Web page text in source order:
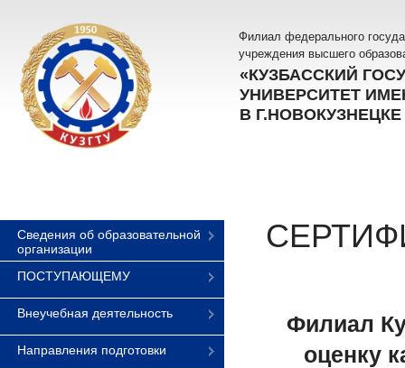
Филиал федерального
учреждения высшего
«КУЗБАССКИЙ
УНИВЕРСИТЕТ
В Г.НОВОКУЗНЕЦКЕ
Сведения об образовательной
организации
ПОСТУПАЮЩЕМУ
Внеучебная деятельность
Направления подготовки
Филиал
оценку